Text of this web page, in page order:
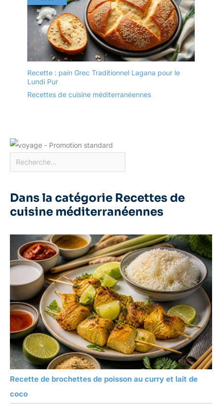
Recette : pain Grec Traditionnel Lagana pour le
Lundi Pur
Recettes de cuisine méditerranéennes
Dans la catégorie Recettes de
cuisine méditerranéennes
Recette de brochettes de poisson au curry et lait de
coco